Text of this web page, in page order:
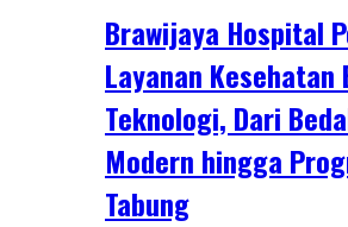
Brawijaya Hospital
Layanan Kesehatan
Teknologi, Dari
Modern hingga
Tabung